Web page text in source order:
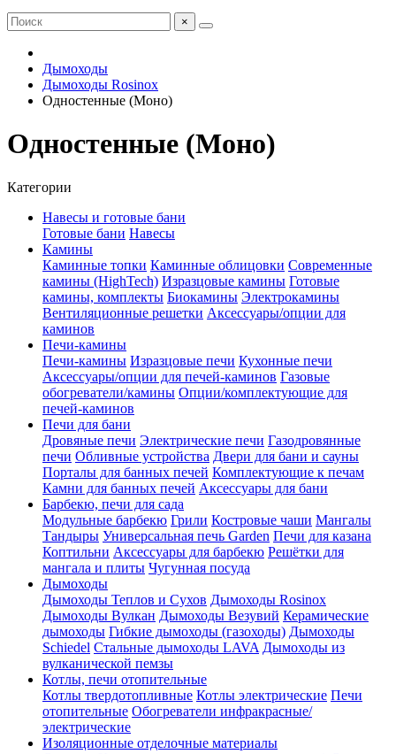
×
Дымоходы
Дымоходы Rosinox
Одностенные (Моно)
Одностенные (Моно)
Категории
Навесы и готовые бани
Готовые бани Навесы
Камины
Каминные топки Каминные облицовки Современные
камины (HighTech) Изразцовые камины Готовые
камины, комплекты Биокамины Электрокамины
Вентиляционные решетки Аксессуары/опции для
каминов
Печи-камины
Печи-камины Изразцовые печи Кухонные печи
Аксессуары/опции для печей-каминов Газовые
обогреватели/камины Опции/комплектующие для
печей-каминов
Печи для бани
Дровяные печи Электрические печи Газодровянные
печи Обливные устройства Двери для бани и сауны
Порталы для банных печей Комплектующие к печам
Камни для банных печей Аксессуары для бани
Барбекю, печи для сада
Модульные барбекю Грили Костровые чаши Мангалы
Тандыры Универсальная печь Garden Печи для казана
Коптильни Аксессуары для барбекю Решётки для
мангала и плиты Чугунная посуда
Дымоходы
Дымоходы Теплов и Сухов Дымоходы Rosinox
Дымоходы Вулкан Дымоходы Везувий Керамические
дымоходы Гибкие дымоходы (газоходы) Дымоходы
Schiedel Стальные дымоходы LAVA Дымоходы из
вулканической пемзы
Котлы, печи отопительные
Котлы твердотопливные Котлы электрические Печи
отопительные Обогреватели инфракрасные/
электрические
Изоляционные отделочные материалы